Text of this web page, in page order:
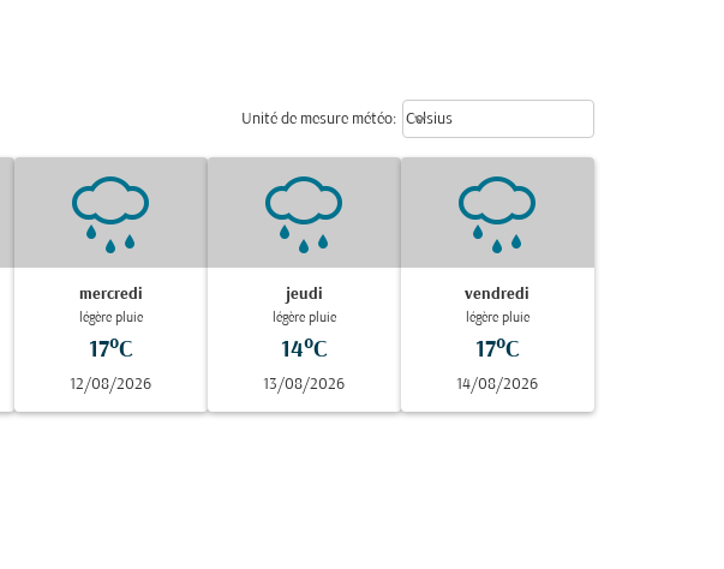
Unité de mesure météo: Weather unit option Celsius
Celsius
keyboard_arrow_down
mercredi
légère pluie
17°C
12/08/2026
jeudi
légère pluie
14°C
13/08/2026
vendredi
légère pluie
17°C
14/08/2026